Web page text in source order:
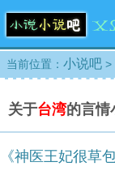
当前位置： 小说吧 >
关于台湾的言情
《神医王妃很草